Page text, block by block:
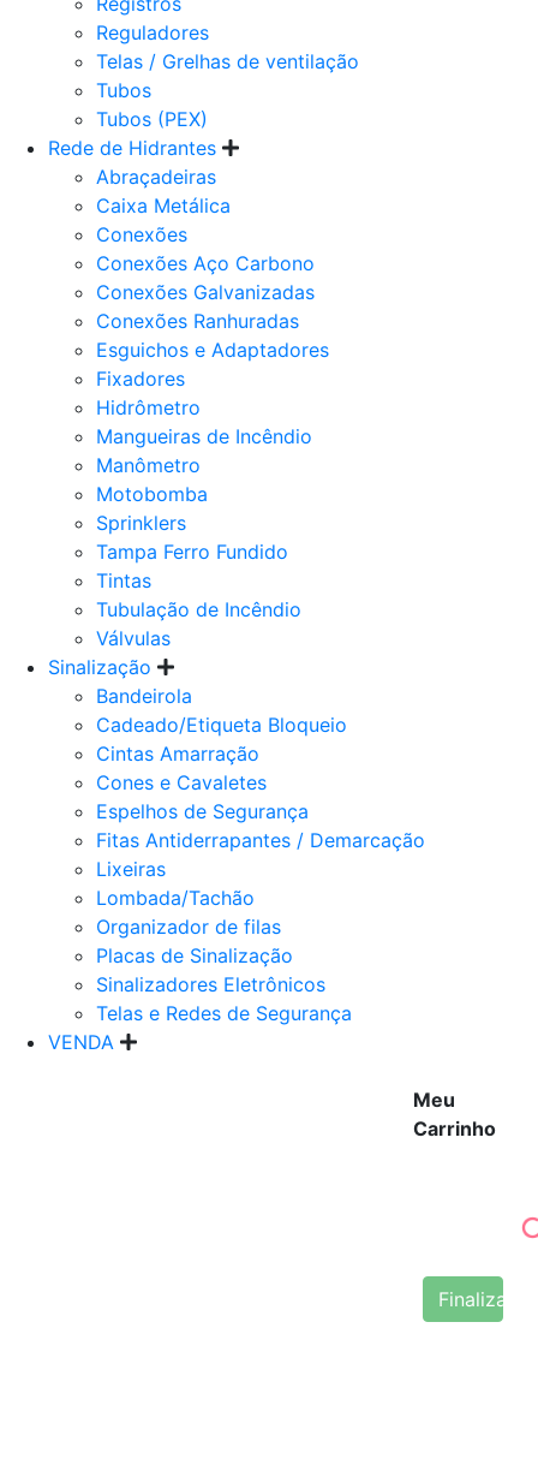
Reguladores
Telas / Grelhas de ventilação
Tubos
Tubos (PEX)
Rede de Hidrantes
Abraçadeiras
Caixa Metálica
Conexões
Conexões Aço Carbono
Conexões Galvanizadas
Conexões Ranhuradas
Esguichos e Adaptadores
Fixadores
Hidrômetro
Mangueiras de Incêndio
Manômetro
Motobomba
Sprinklers
Tampa Ferro Fundido
Tintas
Tubulação de Incêndio
Válvulas
Sinalização
Bandeirola
Cadeado/Etiqueta Bloqueio
Cintas Amarração
Cones e Cavaletes
Espelhos de Segurança
Fitas Antiderrapantes / Demarcação
Lixeiras
Lombada/Tachão
Organizador de filas
Placas de Sinalização
Sinalizadores Eletrônicos
Telas e Redes de Segurança
VENDA
Meu
Carrinho
Finalizar